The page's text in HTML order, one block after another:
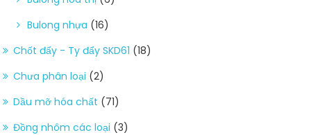
Bulong nhựa (16)
Chốt đẩy - Ty đẩy SKD61 (18)
Chưa phân loại (2)
Dầu mỡ hóa chất (71)
Đồng nhôm các loại (3)